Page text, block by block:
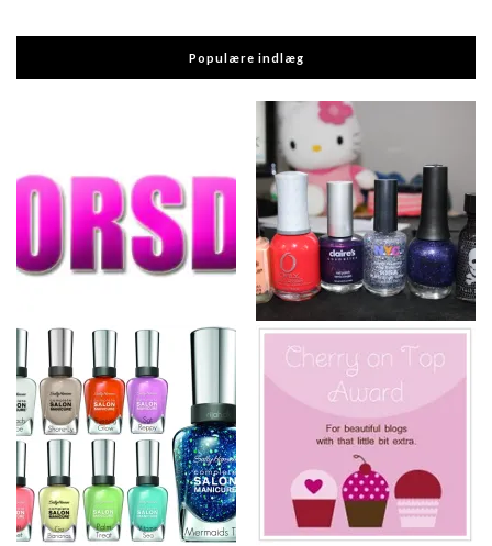
Populære indlæg